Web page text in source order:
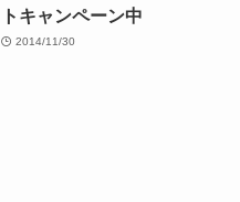
トキャンペーン中
2014/11/30